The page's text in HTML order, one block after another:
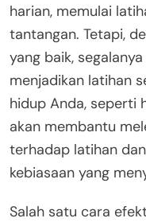
harian, memulai
tantangan. Tetapi,
yang baik,
menjadikan latihan
hidup Anda, seperti
akan membantu
terhadap latihan
kebiasaan yang
Salah satu cara